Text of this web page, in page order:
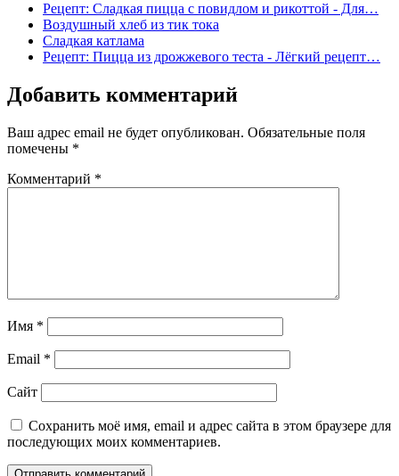
Рецепт: Сладкая пицца с повидлом и рикоттой - Для…
Воздушный хлеб из тик тока
Сладкая катлама
Рецепт: Пицца из дрожжевого теста - Лёгкий рецепт…
Добавить комментарий
Ваш адрес email не будет опубликован. Обязательные поля
помечены *
Комментарий *
Имя *
Email *
Сайт
Сохранить моё имя, email и адрес сайта в этом браузере для
последующих моих комментариев.